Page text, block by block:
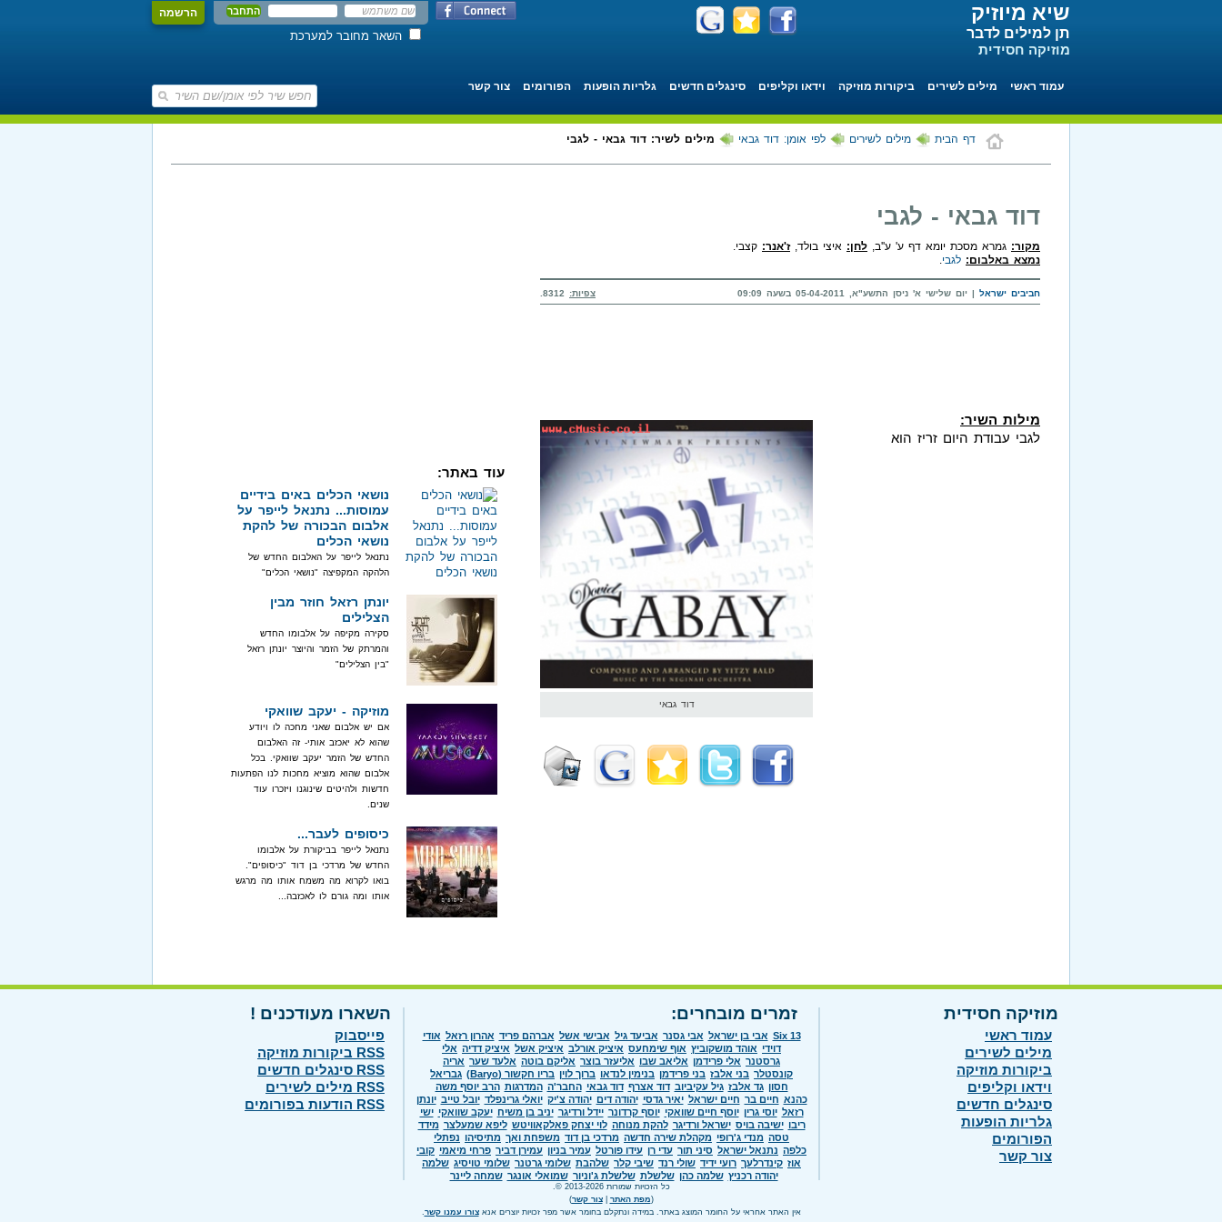
הרשמה
השאר מחובר למערכת
שיא מיוזיק
תן למילים לדבר
מוזיקה חסידית
עמוד ראשי מילים לשירים ביקורות מוזיקה וידאו וקליפים סינגלים חדשים גלריות הופעות הפורומים צור קשר
דף הבית מילים לשירים לפי אומן: דוד גבאי מילים לשיר: דוד גבאי - לגבי
דוד גבאי - לגבי
מקור: גמרא מסכת יומא דף ע' ע''ב, לחן: איצי בולד,ז'אנר: קצבי.
נמצא באלבום: לגבי
חביבים ישראל | יום שלישי א' ניסן התשע"א, 05-04-2011 בשעה 09:09 צפיות:
דוד גבאי
מילות השיר:
לגבי עבודת היום זריז הוא
עוד באתר:
נושאי הכלים באים בידיים
עמוסות... נתנאל לייפר על
אלבום הבכורה של להקת
נושאי הכלים
נתנאל לייפר על האלבום החדש של
הלהקה המקפיצה "נושאי הכלים"
יונתן רזאל חוזר מבין
הצלילים
סקירה מקיפה על אלבומו החדש
והמרתק של הזמר והיוצר יונתן רזאל
"בין הצלילים"
מוזיקה - יעקב שוואקי
אם יש אלבום שאני מחכה לו ויודע
שהוא לא יאכזב אותי- זה האלבום
החדש של הזמר יעקב שוואקי. בכל
אלבום שהוא מוציא מחכות לנו הפתעות
חדשות ולהיטים שינוגנו ויזכרו עוד
שנים.
כיסופים לעבר...
נתנאל לייפר בביקורת על אלבומו
החדש של מרדכי בן דוד "כיסופים".
בואו לקרוא מה משמח אותו מה מרגש
אותו ומה גורם לו לאכזבה...
מוזיקה חסידית
עמוד ראשי
מילים לשירים
ביקורות מוזיקה
וידאו וקליפים
סינגלים חדשים
גלריות הופעות
הפורומים
צור קשר
זמרים מובחרים:
Six 13 אבי בן ישראל אבי גסנר אביעד גיל אבישי אשל אברהם פריד אהרון רזאל אודי
דוידי אוהד מושקוביץ אוף שימחעס איציק אורלב איציק אשל איציק דדיה אלי
גרסטנר אלי פרידמן אליאב שבו אליעזר בוצר אליקם בוטה אלעד שער אריה
קונסטלר בני אלבז בני פרידמן בנימין לנדאו ברוך לוין בריו חקשור (Baryo)
גבריאל
חסון גד אלבז גיל עקיביוב דוד אצרף דוד גבאי החבר'ה המדרגות הרב יוסף משה
כהנא חיים בר חיים ישראל יאיר גדסי יהודה דים יהודה צ'יק יואלי גרינפלד יובל טייב יונתן
רזאל יוסי גרין יוסף חיים שוואקי יוסף קרדונר יידל ורדיגר יניב בן משיח יעקב שוואקי ישי
ריבו ישיבה בויס ישראל ורדיגר להקת מנוחה לוי יצחק פאלקאוויטש ליפא שמעלצר מידד
טסה מנדי ג'רופי מקהלת שירה חדשה מרדכי בן דוד משפחת ואך מתיסיהו נפתלי
כלפה נתנאל ישראל סיני תור עדי רן עידו פורטל עמיר בניון עמירן דביר פרחי מיאמי קובי
אוז קינדרלעך רועי ידיד שולי רנד שיבי קלר שלהבת שלומי גרטנר שלומי טויסיג שלמה
יהודה רכניץ שלמה כהן שלשלת שלשלת ג'וניור שמואלי אונגר שמחה ליינר
השארו מעודכנים !
פייסבוק
RSS ביקורות מוזיקה
RSS סינגלים חדשים
RSS מילים לשירים
RSS הודעות בפורומים
כל הזכויות שמורות 2013-2026 ©.
(מפת האתר |צור קשר)
אין האתר אחראי על החומר המוצג באתר. במידה ונתקלם בחומר אשר מפר זכויות יוצרים אנאצורו עמנו קשר.